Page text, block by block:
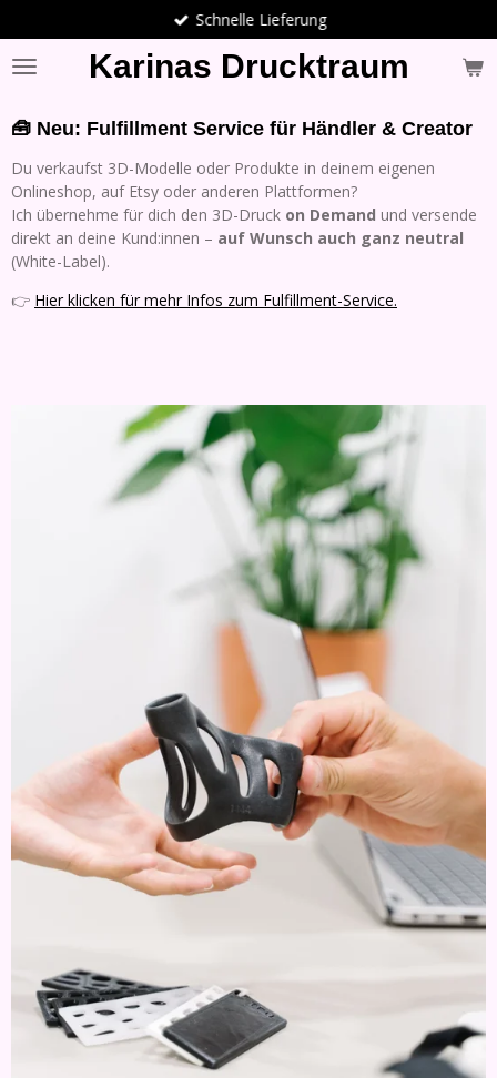
Hauptinhalt
springen
Karinas Drucktraum
Schnelle Lieferung
🧰 Neu: Fulfillment Service für Händler & Creator
Du verkaufst 3D-Modelle oder Produkte in deinem eigenen
Onlineshop, auf Etsy oder anderen Plattformen?
Ich übernehme für dich den 3D-Druck on Demand und versende
direkt an deine Kund:innen – auf Wunsch auch ganz neutral
(White-Label).
👉 Hier klicken für mehr Infos zum Fulfillment-Service.